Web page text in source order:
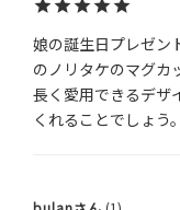
娘の誕生日プレゼン
のノリタケのマグカ
長く愛用できるデザ
くれることでしょう。